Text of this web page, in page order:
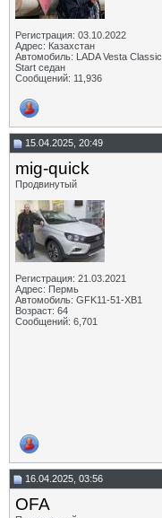
Регистрация: 03.10.2022
Адрес: Казахстан
Автомобиль: LADA Vesta Classic
Start седан
Сообщений: 11,936
15.04.2025, 20:49
mig-quick
Продвинутый
Регистрация: 21.03.2021
Адрес: Пермь
Автомобиль: GFK11-51-ХВ1
Возраст: 64
Сообщений: 6,701
16.04.2025, 03:56
OFA